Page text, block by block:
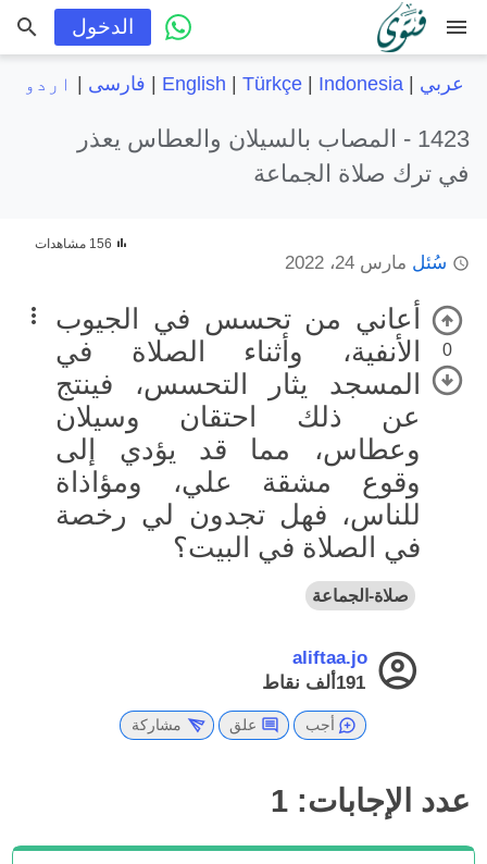
menu الدخول
عربي |
English Türkçe| Indonesia فارسی اردو
1423 -
المصاب بالسيلان والعطاس يعذر
في ترك صلاة الجماعة
سُئل مارس 24، 2022
156 مشاهدات
0
أعاني من تحسس في الجيوب
الأنفية، وأثناء الصلاة في
المسجد يثار التحسس، فينتج
عن ذلك احتقان وسيلان
وعطاس، مما قد يؤدي إلى
وقوع مشقة علي، ومؤاذاة
للناس، فهل تجدون لي رخصة
في الصلاة في البيت؟
صلاة-الجماعة
aliftaa.jo
191ألف
نقاط
أجب علق مشاركة
عدد الإجابات: 1